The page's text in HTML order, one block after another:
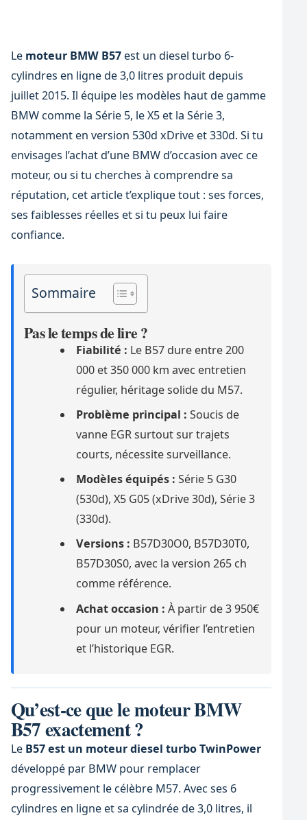
Le moteur BMW B57est un diesel turbo 6-
cylindres en ligne de 3,0 litres produit depuis
juillet 2015. Il équipe les modèles haut de gamme
BMW comme la Série 5, le X5 et la Série 3,
notamment en version 530d xDrive et 330d. Si tu
envisages l’achat d’une BMW d’occasion avec ce
moteur, ou si tu cherches à comprendre sa
réputation, cet article t’explique tout : ses forces,
ses faiblesses réelles et si tu peux lui faire
confiance.
Sommaire
Pas le temps de lire ?
Fiabilité : Le B57 dure entre 200
000 et 350 000 km avec entretien
régulier, héritage solide du M57.
Problème principal : Soucis de
vanne EGR surtout sur trajets
courts, nécessite surveillance.
Modèles équipés : Série 5 G30
(530d), X5 G05 (xDrive 30d), Série 3
(330d).
Versions : B57D30O0, B57D30T0,
B57D30S0, avec la version 265 ch
comme référence.
Achat occasion : À partir de 3 950€
pour un moteur, vérifier l’entretien
et l’historique EGR.
Qu’est-ce que le moteur BMW
B57 exactement ?
Le B57 est un moteur diesel turbo TwinPower
développé par BMW pour remplacer
progressivement le célèbre M57. Avec ses 6
cylindres en ligne et sa cylindrée de 3,0 litres, il